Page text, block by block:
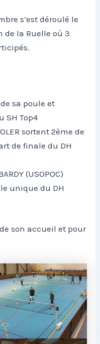
s’est déroulé le
de la Ruelle où 3
sa poule et
SH Top4
sortent 2ème de
de finale du DH
(USOPOC)
unique du DH
son accueil et pour